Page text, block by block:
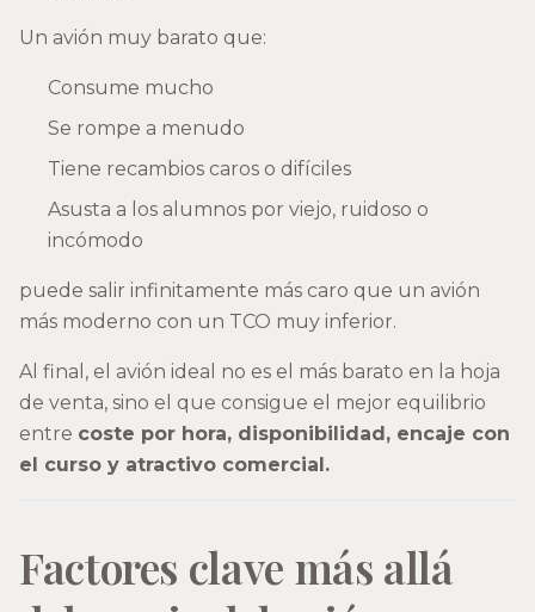
Un avión muy barato que:
Consume mucho
Se rompe a menudo
Tiene recambios caros o difíciles
Asusta a los alumnos por viejo, ruidoso o
incómodo
puede salir infinitamente más caro que un avión
más moderno con un TCO muy inferior.
Al final, el avión ideal no es el más barato en la hoja
de venta, sino el que consigue el mejor equilibrio
entre coste por hora, disponibilidad, encaje con
el curso y atractivo comercial.
Factores clave más allá